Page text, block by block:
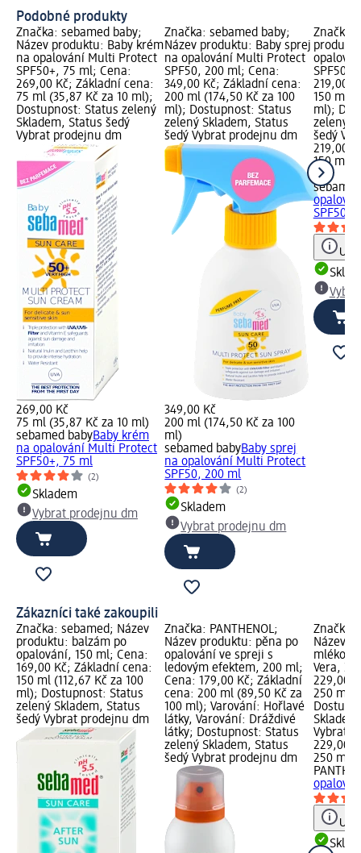
Podobné produkty
Značka: sebamed baby;
Název produktu: Baby krém
na opalování Multi Protect
SPF50+, 75 ml; Cena:
269,00 Kč; Základní cena:
75 ml (35,87 Kč za 10 ml);
Dostupnost: Status zelený
Skladem, Status šedý
Vybrat prodejnu dm
269,00 Kč
75 ml (35,87 Kč za 10 ml)
sebamed babyBaby krém
na opalování Multi Protect
SPF50+, 75 ml
(2)
Skladem
Vybrat prodejnu dm
Značka: sebamed baby;
Název produktu: Baby sprej
na opalování Multi Protect
SPF50, 200 ml; Cena:
349,00 Kč; Základní cena:
200 ml (174,50 Kč za 100
ml); Dostupnost: Status
zelený Skladem, Status
šedý Vybrat prodejnu dm
349,00 Kč
200 ml (174,50 Kč za 100
ml)
sebamed babyBaby sprej
na opalování Multi Protect
SPF50, 200 ml
(2)
Skladem
Vybrat prodejnu dm
Značka:
SPF50,
219,00
150 ml
ml);
zelený
šedý
219,00
150 ml
ml)
sebamed
SPF50,
Zákazníci také zakoupili
Značka: sebamed; Název
produktu: balzám po
opalování, 150 ml; Cena:
169,00 Kč; Základní cena:
150 ml (112,67 Kč za 100
ml); Dostupnost: Status
zelený Skladem, Status
šedý Vybrat prodejnu dm
Značka: PANTHENOL;
Název produktu: pěna po
opalování ve spreji s
ledovým efektem, 200 ml;
Cena: 179,00 Kč; Základní
cena: 200 ml (89,50 Kč za
100 ml); Varování: Hořlavé
látky, Varování: Dráždivé
látky; Dostupnost: Status
zelený Skladem, Status
šedý Vybrat prodejnu dm
Značka:
Název
mléko
Vera,
229,00
250 ml
Vybrat
229,00
250 ml